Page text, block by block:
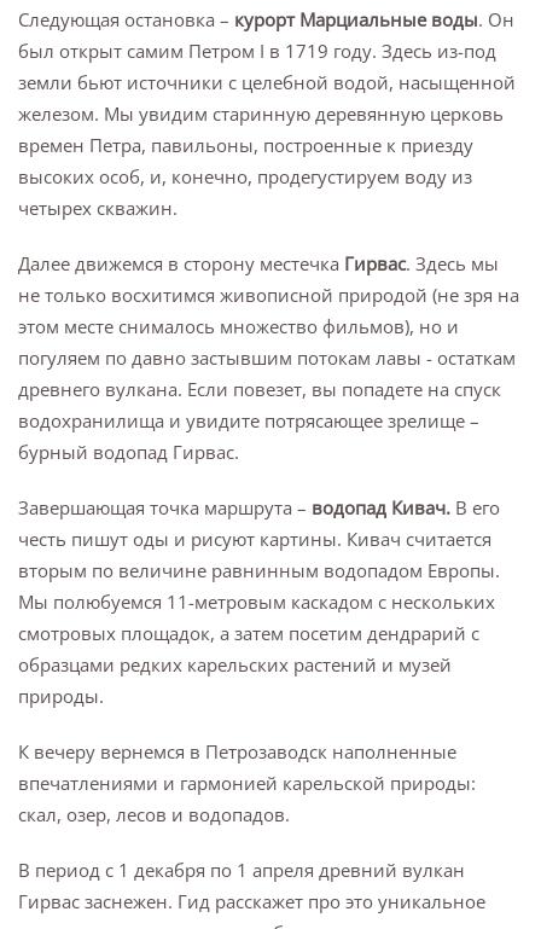
Следующая остановка – курорт Марциальные воды. Он
был открыт самим Петром I в 1719 году. Здесь из-под
земли бьют источники с целебной водой, насыщенной
железом. Мы увидим старинную деревянную церковь
времен Петра, павильоны, построенные к приезду
высоких особ, и, конечно, продегустируем воду из
четырех скважин.
Далее движемся в сторону местечка Гирвас. Здесь мы
не только восхитимся живописной природой (не зря на
этом месте снималось множество фильмов), но и
погуляем по давно застывшим потокам лавы - остаткам
древнего вулкана. Если повезет, вы попадете на спуск
водохранилища и увидите потрясающее зрелище –
бурный водопад Гирвас.
Завершающая точка маршрута – водопад Кивач. В его
честь пишут оды и рисуют картины. Кивач считается
вторым по величине равнинным водопадом Европы.
Мы полюбуемся 11-метровым каскадом с нескольких
смотровых площадок, а затем посетим дендрарий с
образцами редких карельских растений и музей
природы.
К вечеру вернемся в Петрозаводск наполненные
впечатлениями и гармонией карельской природы:
скал, озер, лесов и водопадов.
В период с 1 декабря по 1 апреля древний вулкан
Гирвас заснежен. Гид расскажет про это уникальное